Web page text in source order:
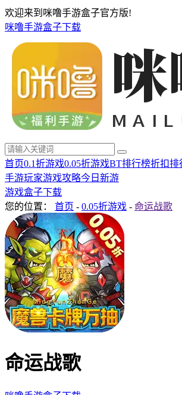
欢迎来到咪噜手游盒子官方版!
咪噜手游盒子下载
首页0.1折游戏0.05折游戏BT排行榜折扣排
手游玩家游戏攻略今日新游
游戏盒子下载
您的位置： 首页 - 0.05折游戏 - 命运战歌
命运战歌